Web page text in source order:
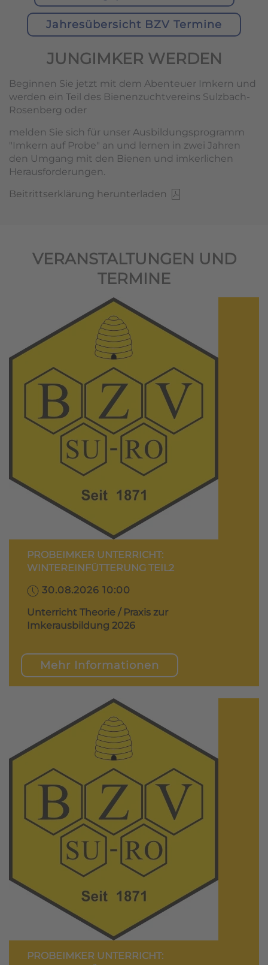
Jahresübersicht BZV Termine
JUNGIMKER WERDEN
Beginnen Sie jetzt mit dem Abenteuer Imkern und
werden ein Teil des Bienenzuchtvereins Sulzbach-
Rosenberg oder
melden Sie sich für unser Ausbildungsprogramm
"Imkern auf Probe" an und lernen in zwei Jahren
den Umgang mit den Bienen und imkerlichen
Herausforderungen.
Beitrittserklärung herunterladen
VERANSTALTUNGEN UND
TERMINE
PROBEIMKER UNTERRICHT:
WINTEREINFÜTTERUNG TEIL2
30.08.2026 10:00
Unterricht Theorie / Praxis zur
Imkerausbildung 2026
Mehr Informationen
PROBEIMKER UNTERRICHT: